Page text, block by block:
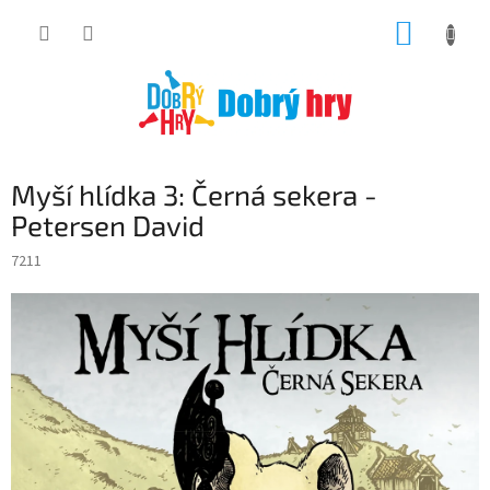
Myší hlídka 3: Černá sekera -
Petersen David
7211